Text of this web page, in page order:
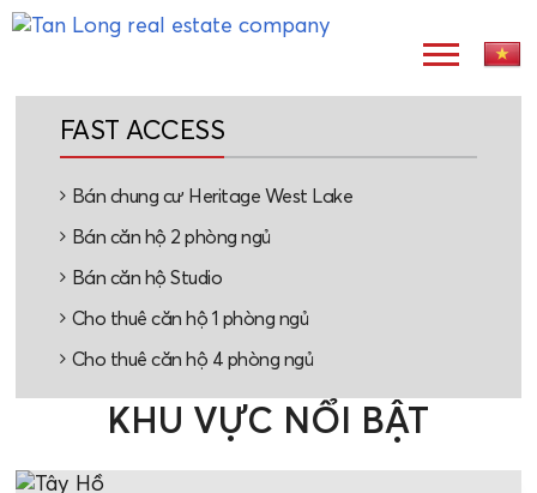
FAST ACCESS
Bán chung cư Heritage West Lake
Bán căn hộ 2 phòng ngủ
Bán căn hộ Studio
Cho thuê căn hộ 1 phòng ngủ
Cho thuê căn hộ 4 phòng ngủ
KHU VỰC NỔI BẬT